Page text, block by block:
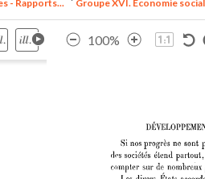
- Rapports... Groupe XVI. Économie
100%